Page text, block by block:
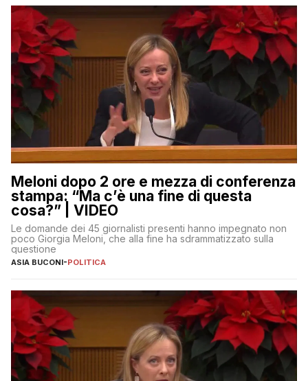
Meloni dopo 2 ore e mezza di conferenza
stampa: “Ma c’è una fine di questa
cosa?” | VIDEO
Le domande dei 45 giornalisti presenti hanno impegnato non
poco Giorgia Meloni, che alla fine ha sdrammatizzato sulla
questione
ASIA BUCONI-POLITICA